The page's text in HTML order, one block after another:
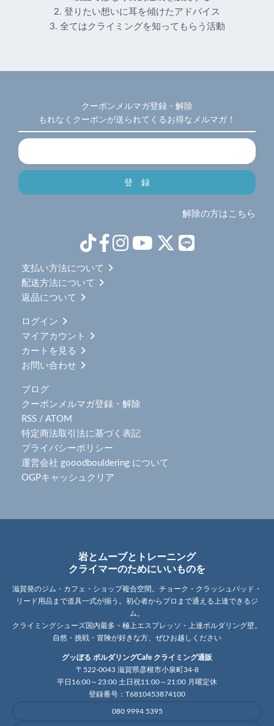
2. 登りたい想いに耳を傾けたアドバイス
3. 全てはクライミングを知ってもらう活動
クーポンメルマガ登録・解除
もれなくクーポンが送られてくるお得なメルマガ！
解除の方はこちら
支払い方法について
配送方法について
返品について
ログイン
マイアカウント
カートを見る
お問い合わせ
ブログ
クーポンメルマガ登録・解除
RSS / ATOM
特定商法取引法に基づく表記
プライバシーポリシー
運営会社 gooodbouldering について
OGPキャッシュクリア
岩とムーブとトレーニング
クライマーのためにいいものを
滋賀発のジム・カフェ・ショップ複合空間。チョーク・クラッシュパッド・
リード用品まで道具一式が揃う。初心者からプロまで通える上達できるジ
ム。
クライミングシューズ国内最多・極上エスプレッソ・上達ボルダリング壁。
自然・挑戦・冒険が好きな方、ぜひお越しください
グッぼる ボルダリングCafe クライミング通販
〒522-0043 滋賀県彦根市小泉町34-8
平日16:00～23:00 土日祝11:00～21:00 月曜定休
登録番号：T6810453874100
080 9994 5395